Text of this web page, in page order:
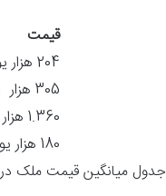
قیمت
204 هزار یورو
305 هزار یورو
1.360 هزار یورو
180 هزار یورو
جدول میانگین قیمت ملک در